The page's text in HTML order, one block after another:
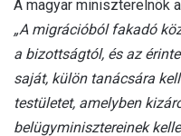
A magyar miniszterelnök
„A migrációból fakadó
a bizottságtól, és az
saját, külön tanácsára
testületet, amelyben
belügyminisztereinek